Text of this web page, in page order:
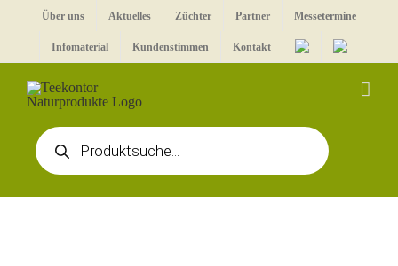
Über uns Aktuelles Züchter Partner Messetermine
Infomaterial Kundenstimmen Kontakt
Products
search